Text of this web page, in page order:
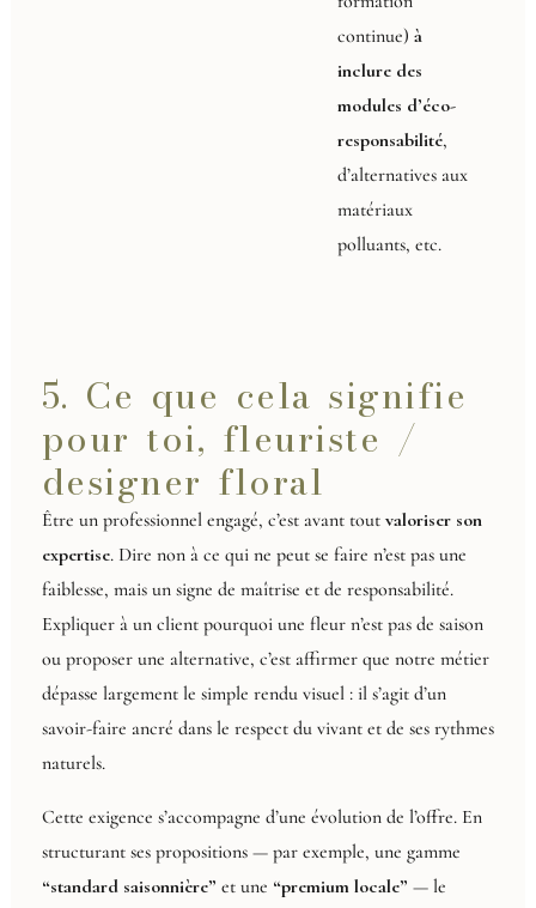
continue) à
inclure des
modules d’éco-
responsabilité,
d’alternatives aux
matériaux
polluants, etc.
5. Ce que cela signifie
pour toi, fleuriste /
designer floral
Être un professionnel engagé, c’est avant tout valoriser son
expertise. Dire non à ce qui ne peut se faire n’est pas une
faiblesse, mais un signe de maîtrise et de responsabilité.
Expliquer à un client pourquoi une fleur n’est pas de saison
ou proposer une alternative, c’est affirmer que notre métier
dépasse largement le simple rendu visuel : il s’agit d’un
savoir-faire ancré dans le respect du vivant et de ses rythmes
naturels.
Cette exigence s’accompagne d’une évolution de l’offre. En
structurant ses propositions — par exemple, une gamme
“standard saisonnière” et une “premium locale” — le